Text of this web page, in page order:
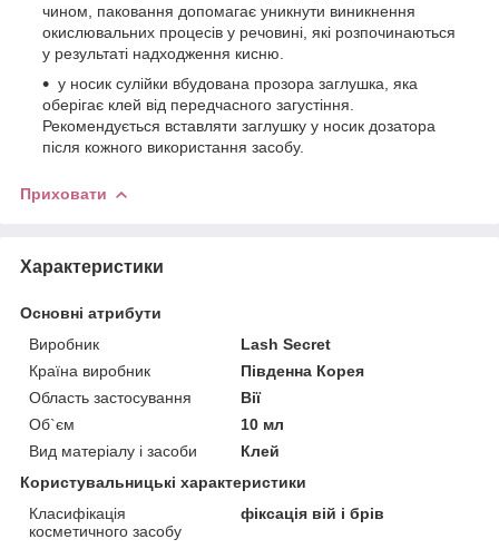
чином, паковання допомагає уникнути виникнення
окислювальних процесів у речовині, які розпочинаються
у результаті надходження кисню.
у носик сулійки вбудована прозора заглушка, яка
оберігає клей від передчасного загустіння.
Рекомендується вставляти заглушку у носик дозатора
після кожного використання засобу.
Приховати
Характеристики
Основні атрибути
Виробник
Lash Secret
Країна виробник
Південна Корея
Область застосування
Вії
Об`єм
10 мл
Вид матеріалу і засоби
Клей
Користувальницькі характеристики
Класифікація
косметичного засобу
фіксація вій і брів